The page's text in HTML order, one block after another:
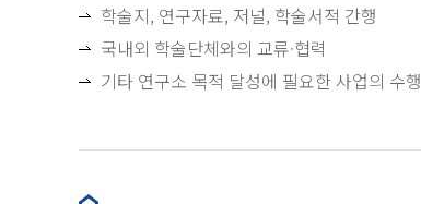
학술지, 연구자료, 저널, 학술서적 간행
국내외 학술단체와의 교류·협력
기타 연구소 목적 달성에 필요한 사업의 수행